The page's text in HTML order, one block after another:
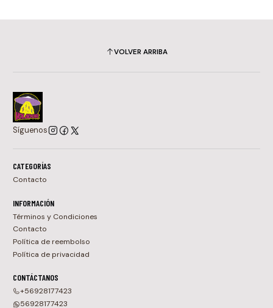
VOLVER ARRIBA
Síguenos
CATEGORÍAS
Contacto
INFORMACIÓN
Términos y Condiciones
Contacto
Política de reembolso
Política de privacidad
CONTÁCTANOS
+56928177423
56928177423